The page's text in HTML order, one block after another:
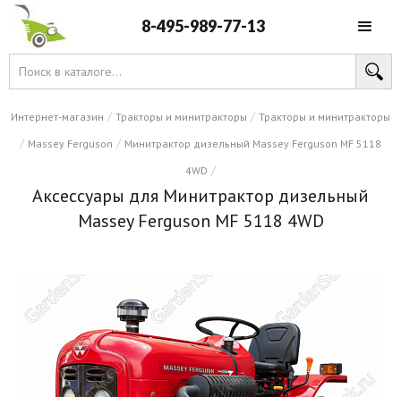
8-495-989-77-13
Интернет-магазин / Тракторы и минитракторы / Тракторы и минитракторы
/ Massey Ferguson / Минитрактор дизельный Massey Ferguson MF 5118
4WD /
Аксессуары для Минитрактор дизельный
Massey Ferguson MF 5118 4WD